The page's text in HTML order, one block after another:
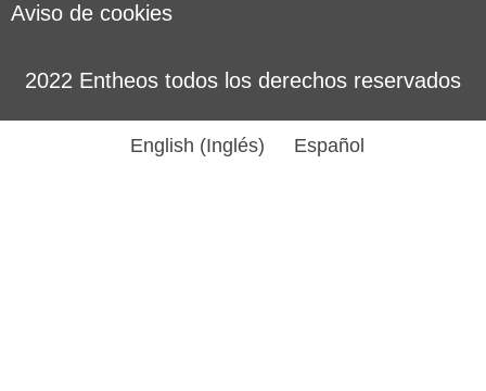
Aviso de cookies
2022 Entheos todos los derechos reservados
English (Inglés) Español